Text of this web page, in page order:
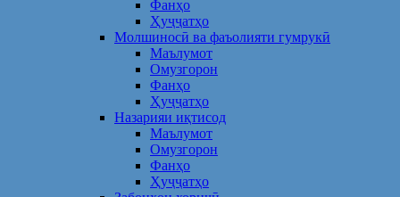
Фанҳо
Ҳуҷҷатҳо
Молшиносӣ ва фаъолияти гумрукӣ
Маълумот
Омузгорон
Фанҳо
Ҳуҷҷатҳо
Назарияи иқтисод
Маълумот
Омузгорон
Фанҳо
Ҳуҷҷатҳо